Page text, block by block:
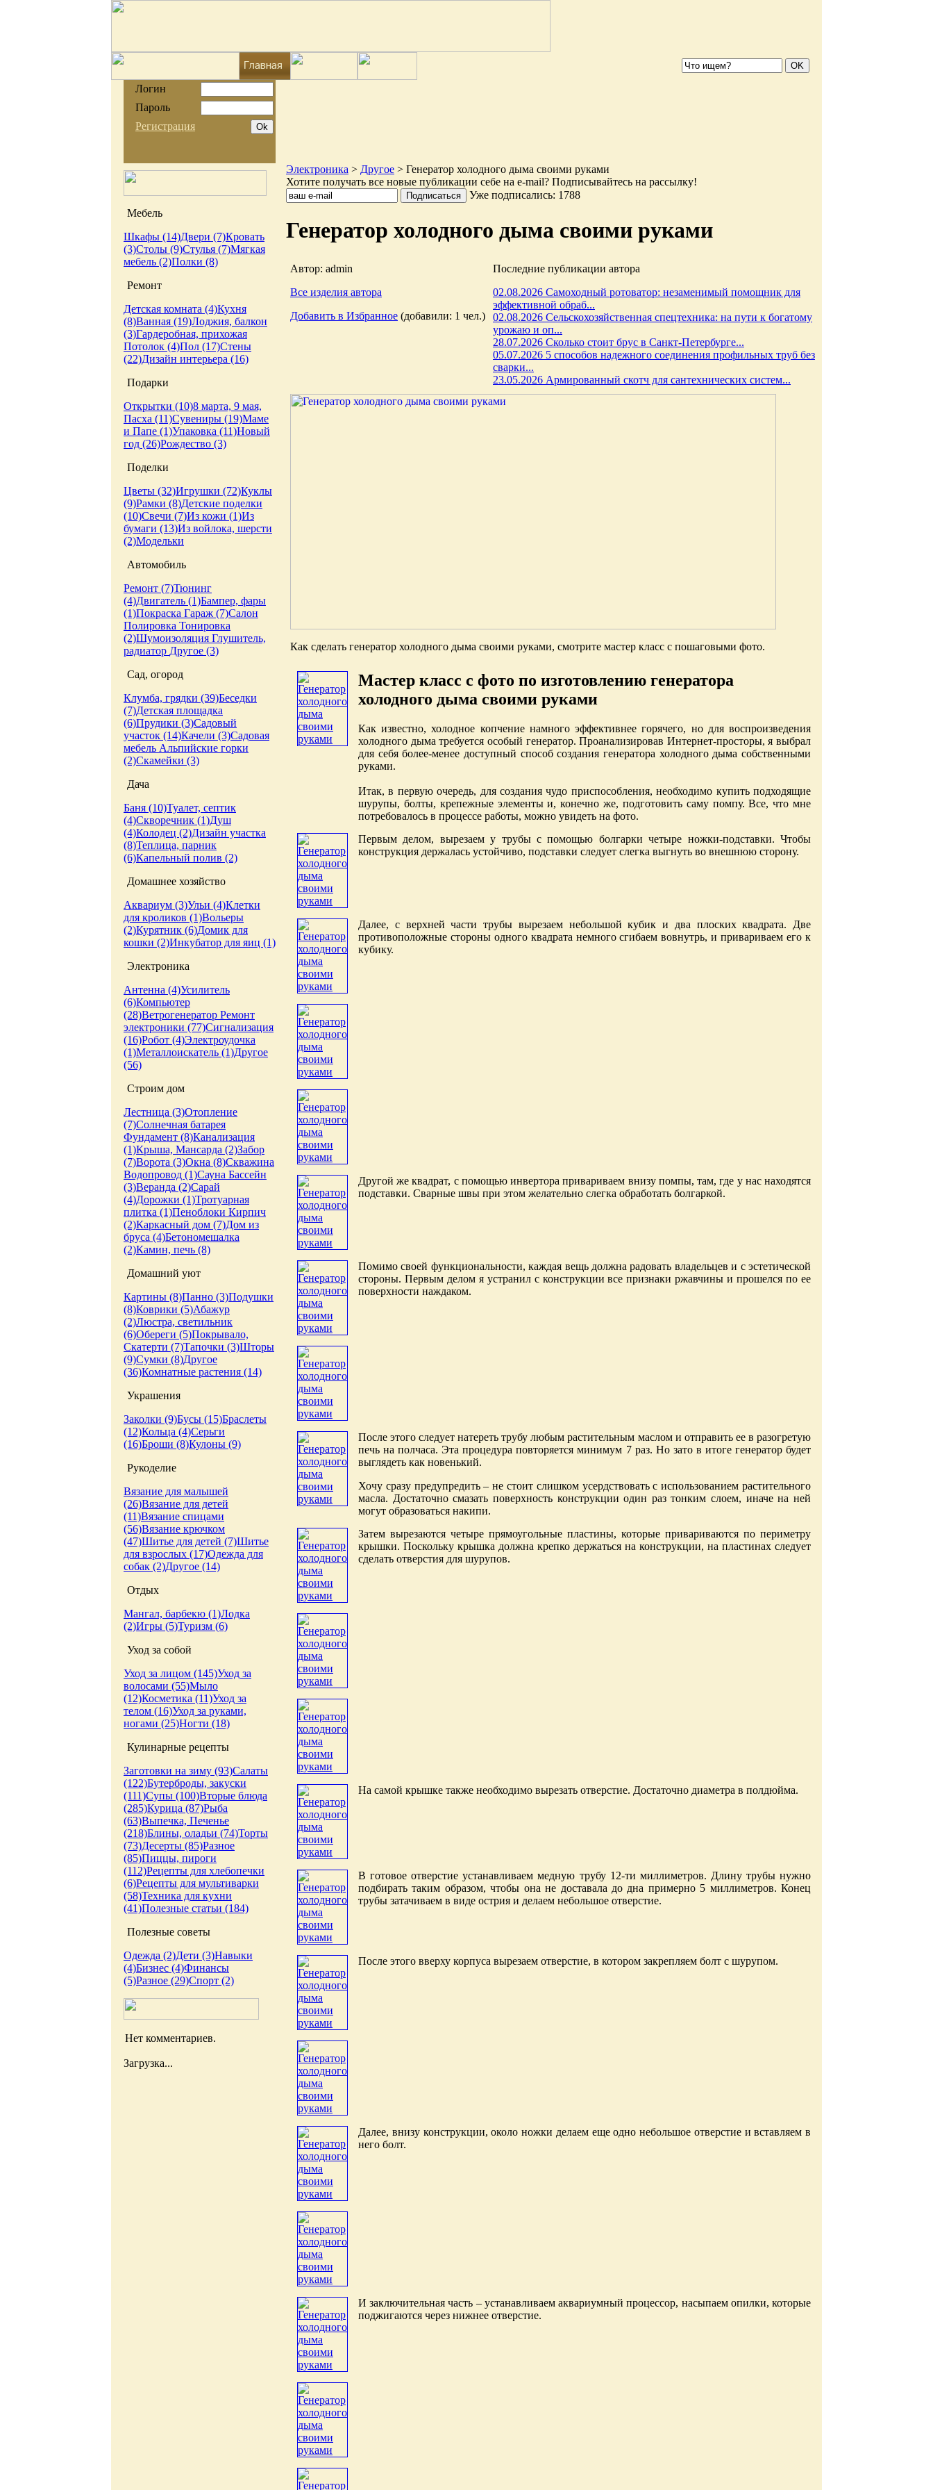
Логин
Пароль
Регистрация
Мебель
Шкафы (14)Двери (7)Кровать
(3)Столы (9)Стулья (7)Мягкая
мебель (2)Полки (8)
Ремонт
Детская комната (4)Кухня
(8)Ванная (19)Лоджия, балкон
(3)Гардеробная, прихожая
Потолок (4)Пол (17)Стены
(22)Дизайн интерьера (16)
Подарки
Открытки (10)8 марта, 9 мая,
Пасха (11)Сувениры (19)Маме
и Папе (1)Упаковка (11)Новый
год (26)Рождество (3)
Поделки
Цветы (32)Игрушки (72)Куклы
(9)Рамки (8)Детские поделки
(10)Свечи (7)Из кожи (1)Из
бумаги (13)Из войлока, шерсти
(2)Модельки
Автомобиль
Ремонт (7)Тюнинг
(4)Двигатель (1)Бампер, фары
(1)Покраска Гараж (7)Салон
Полировка Тонировка
(2)Шумоизоляция Глушитель,
радиатор Другое (3)
Сад, огород
Клумба, грядки (39)Беседки
(7)Детская площадка
(6)Прудики (3)Садовый
участок (14)Качели (3)Садовая
мебель Альпийские горки
(2)Скамейки (3)
Дача
Баня (10)Туалет, септик
(4)Скворечник (1)Душ
(4)Колодец (2)Дизайн участка
(8)Теплица, парник
(6)Капельный полив (2)
Домашнее хозяйство
Аквариум (3)Ульи (4)Клетки
для кроликов (1)Вольеры
(2)Курятник (6)Домик для
кошки (2)Инкубатор для яиц (1)
Электроника
Антенна (4)Усилитель
(6)Компьютер
(28)Ветрогенератор Ремонт
электроники (77)Сигнализация
(16)Робот (4)Электроудочка
(1)Металлоискатель (1)Другое
(56)
Строим дом
Лестница (3)Отопление
(7)Солнечная батарея
Фундамент (8)Канализация
(1)Крыша, Мансарда (2)Забор
(7)Ворота (3)Окна (8)Скважина
Водопровод (1)Сауна Бассейн
(3)Веранда (2)Сарай
(4)Дорожки (1)Тротуарная
плитка (1)Пеноблоки Кирпич
(2)Каркасный дом (7)Дом из
бруса (4)Бетономешалка
(2)Камин, печь (8)
Домашний уют
Картины (8)Панно (3)Подушки
(8)Коврики (5)Абажур
(2)Люстра, светильник
(6)Обереги (5)Покрывало,
Скатерти (7)Тапочки (3)Шторы
(9)Сумки (8)Другое
(36)Комнатные растения (14)
Украшения
Заколки (9)Бусы (15)Браслеты
(12)Кольца (4)Серьги
(16)Броши (8)Кулоны (9)
Рукоделие
Вязание для малышей
(26)Вязание для детей
(11)Вязание спицами
(56)Вязание крючком
(47)Шитье для детей (7)Шитье
для взрослых (17)Одежда для
собак (2)Другое (14)
Отдых
Мангал, барбекю (1)Лодка
(2)Игры (5)Туризм (6)
Уход за собой
Уход за лицом (145)Уход за
волосами (55)Мыло
(12)Косметика (11)Уход за
телом (16)Уход за руками,
ногами (25)Ногти (18)
Кулинарные рецепты
Заготовки на зиму (93)Салаты
(122)Бутерброды, закуски
(111)Супы (100)Вторые блюда
(285)Курица (87)Рыба
(63)Выпечка, Печенье
(218)Блины, оладьи (74)Торты
(73)Десерты (85)Разное
(85)Пиццы, пироги
(112)Рецепты для хлебопечки
(6)Рецепты для мультиварки
(58)Техника для кухни
(41)Полезные статьи (184)
Полезные советы
Одежда (2)Дети (3)Навыки
(4)Бизнес (4)Финансы
(5)Разное (29)Спорт (2)
Нет комментариев.
Загрузка...
Электроника > Другое > Генератор холодного дыма своими руками
Хотите получать все новые публикации себе на e-mail? Подписывайтесь на рассылку!
Уже подписались: 1788
Генератор холодного дыма своими руками
Автор: admin
Все изделия автора
Добавить в Избранное (добавили: 1 чел.)
Последние публикации автора
02.08.2026 Самоходный ротоватор: незаменимый помощник для
эффективной обраб...
02.08.2026 Сельскохозяйственная спецтехника: на пути к богатому
урожаю и оп...
28.07.2026 Сколько стоит брус в Санкт-Петербурге...
05.07.2026 5 способов надежного соединения профильных труб без
сварки...
23.05.2026 Армированный скотч для сантехнических систем...
Как сделать генератор холодного дыма своими руками, смотрите мастер класс с пошаговыми фото.
Мастер класс с фото по изготовлению генератора
холодного дыма своими руками
Как известно, холодное копчение намного эффективнее горячего, но для воспроизведения
холодного дыма требуется особый генератор. Проанализировав Интернет-просторы, я выбрал
для себя более-менее доступный способ создания генератора холодного дыма собственными
руками.
Итак, в первую очередь, для создания чудо приспособления, необходимо купить подходящие
шурупы, болты, крепежные элементы и, конечно же, подготовить саму помпу. Все, что мне
потребовалось в процессе работы, можно увидеть на фото.
Первым делом, вырезаем у трубы с помощью болгарки четыре ножки-подставки. Чтобы
конструкция держалась устойчиво, подставки следует слегка выгнуть во внешнюю сторону.
Далее, с верхней части трубы вырезаем небольшой кубик и два плоских квадрата. Две
противоположные стороны одного квадрата немного сгибаем вовнутрь, и привариваем его к
кубику.
Другой же квадрат, с помощью инвертора привариваем внизу помпы, там, где у нас находятся
подставки. Сварные швы при этом желательно слегка обработать болгаркой.
Помимо своей функциональности, каждая вещь должна радовать владельцев и с эстетической
стороны. Первым делом я устранил с конструкции все признаки ржавчины и прошелся по ее
поверхности наждаком.
После этого следует натереть трубу любым растительным маслом и отправить ее в разогретую
печь на полчаса. Эта процедура повторяется минимум 7 раз. Но зато в итоге генератор будет
выглядеть как новенький.
Хочу сразу предупредить – не стоит слишком усердствовать с использованием растительного
масла. Достаточно смазать поверхность конструкции один раз тонким слоем, иначе на ней
могут образоваться накипи.
Затем вырезаются четыре прямоугольные пластины, которые привариваются по периметру
крышки. Поскольку крышка должна крепко держаться на конструкции, на пластинах следует
сделать отверстия для шурупов.
На самой крышке также необходимо вырезать отверстие. Достаточно диаметра в полдюйма.
В готовое отверстие устанавливаем медную трубу 12-ти миллиметров. Длину трубы нужно
подбирать таким образом, чтобы она не доставала до дна примерно 5 миллиметров. Конец
трубы затачиваем в виде острия и делаем небольшое отверстие.
После этого вверху корпуса вырезаем отверстие, в котором закрепляем болт с шурупом.
Далее, внизу конструкции, около ножки делаем еще одно небольшое отверстие и вставляем в
него болт.
И заключительная часть – устанавливаем аквариумный процессор, насыпаем опилки, которые
поджигаются через нижнее отверстие.